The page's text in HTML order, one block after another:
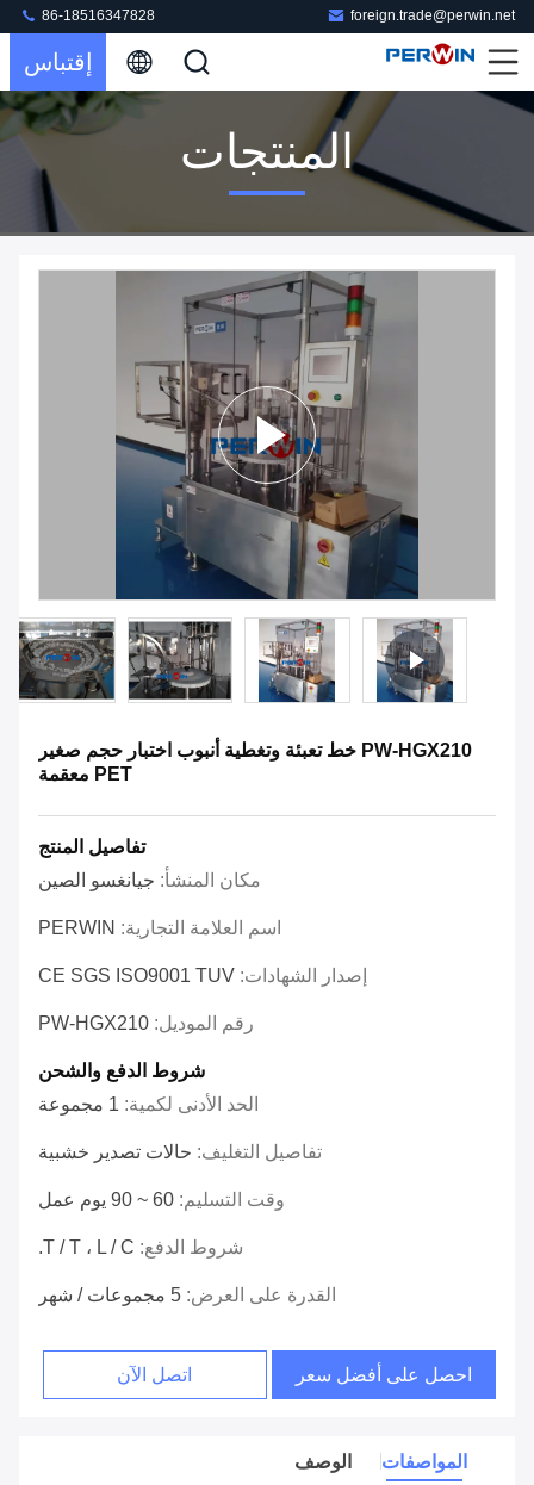
foreign.trade@perwin.net
86-18516347828
إقتباس
المنتجات
PW-HGX210 خط تعبئة وتغطية أنبوب اختبار حجم صغير
PET معقمة
تفاصيل المنتج
مكان المنشأ: جيانغسو الصين
اسم العلامة التجارية: PERWIN
إصدار الشهادات: CE SGS ISO9001 TUV
رقم الموديل: PW-HGX210
شروط الدفع والشحن
الحد الأدنى لكمية: 1 مجموعة
تفاصيل التغليف: حالات تصدير خشبية
وقت التسليم: 60 ~ 90 يوم عمل
شروط الدفع: T / T ، L / C.
القدرة على العرض: 5 مجموعات / شهر
احصل على أفضل سعر اتصل الآن
المواصفات الوصف